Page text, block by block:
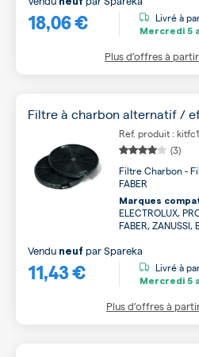
18,06 € Livré à
Mercredi 5
Plus d’offres à
Filtre à charbon alternatif /
Ref. produit :
(3)
Filtre Charbon -
FABER
Marques
ELECTROLUX,
FABER, ZANUSSI,
11,43 €
Vendu neuf parSpareka
Livré à
Mercredi 5
Plus d’offres à